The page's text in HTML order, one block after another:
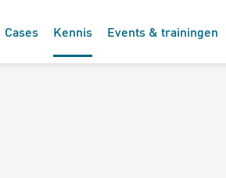
Cases Kennis Events & trainingen